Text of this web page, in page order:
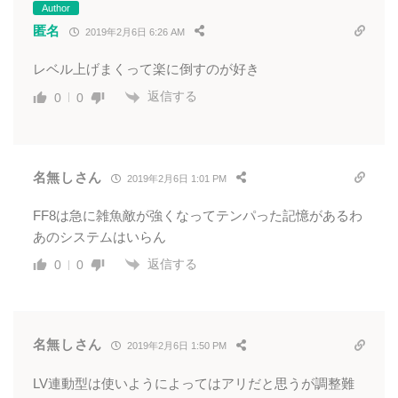
Author
匿名 2019年2月6日 6:26 AM
レベル上げまくって楽に倒すのが好き
0 0 返信する
名無しさん 2019年2月6日 1:01 PM
FF8は急に雑魚敵が強くなってテンパった記憶があるわ
あのシステムはいらん
0 0 返信する
名無しさん 2019年2月6日 1:50 PM
LV連動型は使いようによってはアリだと思うが調整難